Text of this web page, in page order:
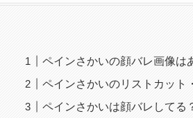
ペインさかいの顔バレ画像は
ペインさかいのリストカット
ペインさかいは顔バレしてる